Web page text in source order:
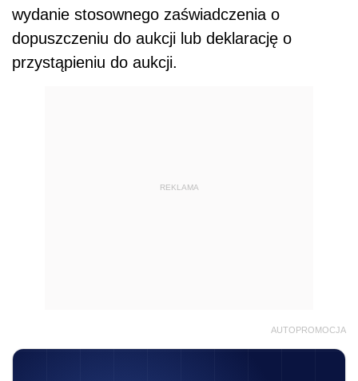
wydanie stosownego zaświadczenia o
dopuszczeniu do aukcji lub deklarację o
przystąpieniu do aukcji.
REKLAMA
AUTOPROMOCJA